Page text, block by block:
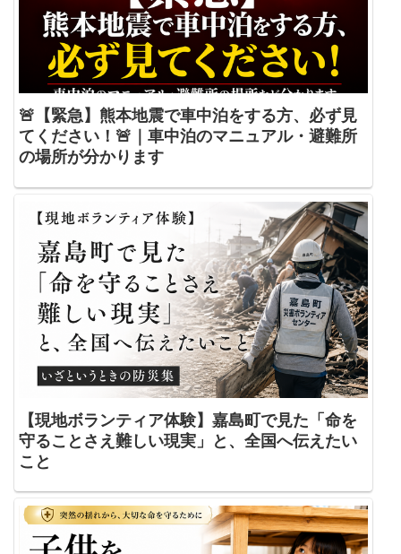
🚨【緊急】熊本地震で車中泊をする方、必ず見
てください！🚨｜車中泊のマニュアル・避難所
の場所が分かります
【現地ボランティア体験】嘉島町で見た「命を
守ることさえ難しい現実」と、全国へ伝えたい
こと